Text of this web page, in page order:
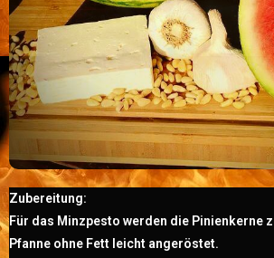
Zubereitung:
Für das Minzpesto werden die Pinienkerne
Pfanne ohne Fett leicht angeröstet.